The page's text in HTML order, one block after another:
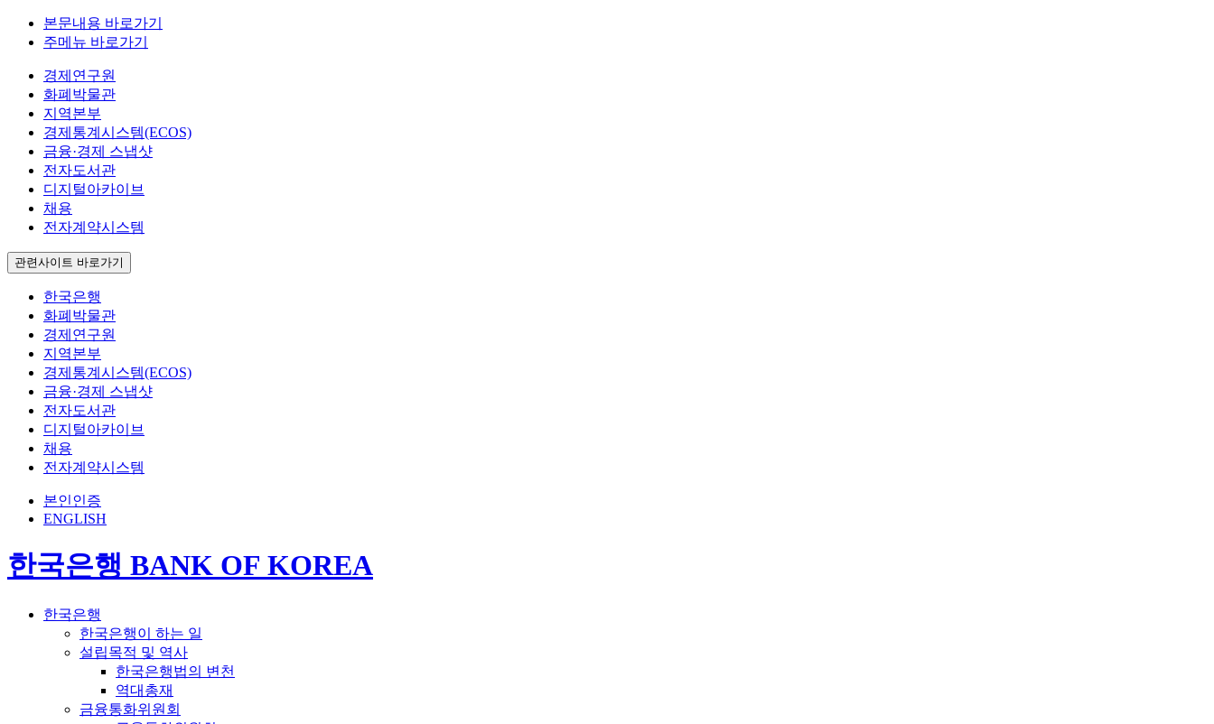
본문내용 바로가기
주메뉴 바로가기
경제연구원
화폐박물관
지역본부
경제통계시스템(ECOS)
금융·경제 스냅샷
전자도서관
디지털아카이브
채용
전자계약시스템
관련사이트 바로가기
한국은행
화폐박물관
경제연구원
지역본부
경제통계시스템(ECOS)
금융·경제 스냅샷
전자도서관
디지털아카이브
채용
전자계약시스템
본인인증
ENGLISH
한국은행 BANK OF KOREA
한국은행
한국은행이 하는 일
설립목적 및 역사
한국은행법의 변천
역대총재
금융통화위원회